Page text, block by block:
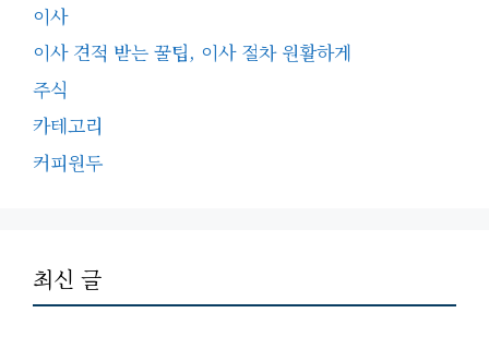
이사
이사 견적 받는 꿀팁, 이사 절차 원활하게
주식
카테고리
커피원두
최신 글